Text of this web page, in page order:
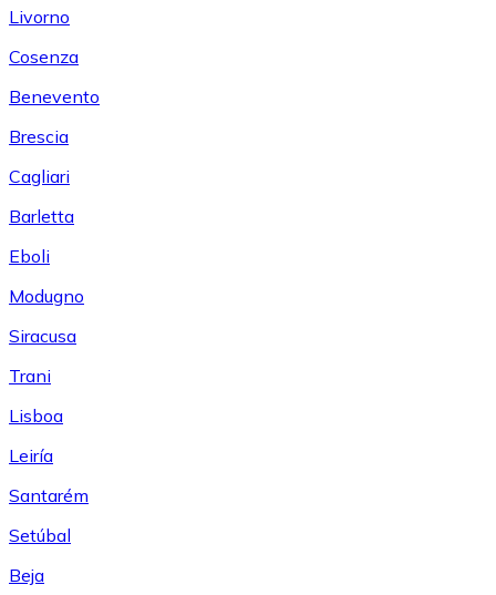
Livorno
Cosenza
Benevento
Brescia
Cagliari
Barletta
Eboli
Modugno
Siracusa
Trani
Lisboa
Leiría
Santarém
Setúbal
Beja